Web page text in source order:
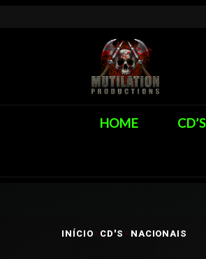
HOME CD’S
INÍCIO CD'S NACIONAIS